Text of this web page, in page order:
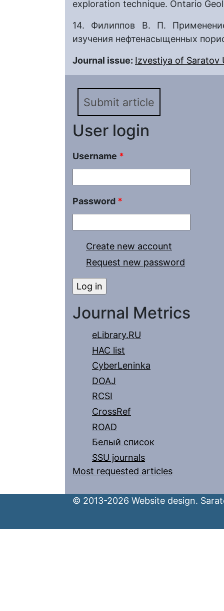
exploration technique. Ontario
14. Филиппов В. П.
изучения нефтенасыщенных
Journal issue: Izvestiya of Saratov
Submit article
User login
Username *
Password *
Create new account
Request new password
Journal Metrics
eLibrary.RU
HAC list
CyberLeninka
DOAJ
RCSI
CrossRef
ROAD
Белый список
SSU journals
Most requested articles
© 2013-2026 Website design.